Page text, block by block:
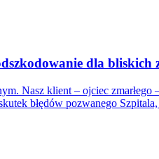
dla bliskich
Nasz klient – ojciec
błędów pozwanego